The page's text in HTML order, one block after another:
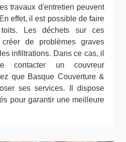
travaux d'entretien peuvent
effet, il est possible de faire
Les déchets sur ces
créer de problèmes graves
infiltrations. Dans ce cas, il
contacter un couvreur
que Basque Couverture &
ses services. Il dispose
pour garantir une meilleure